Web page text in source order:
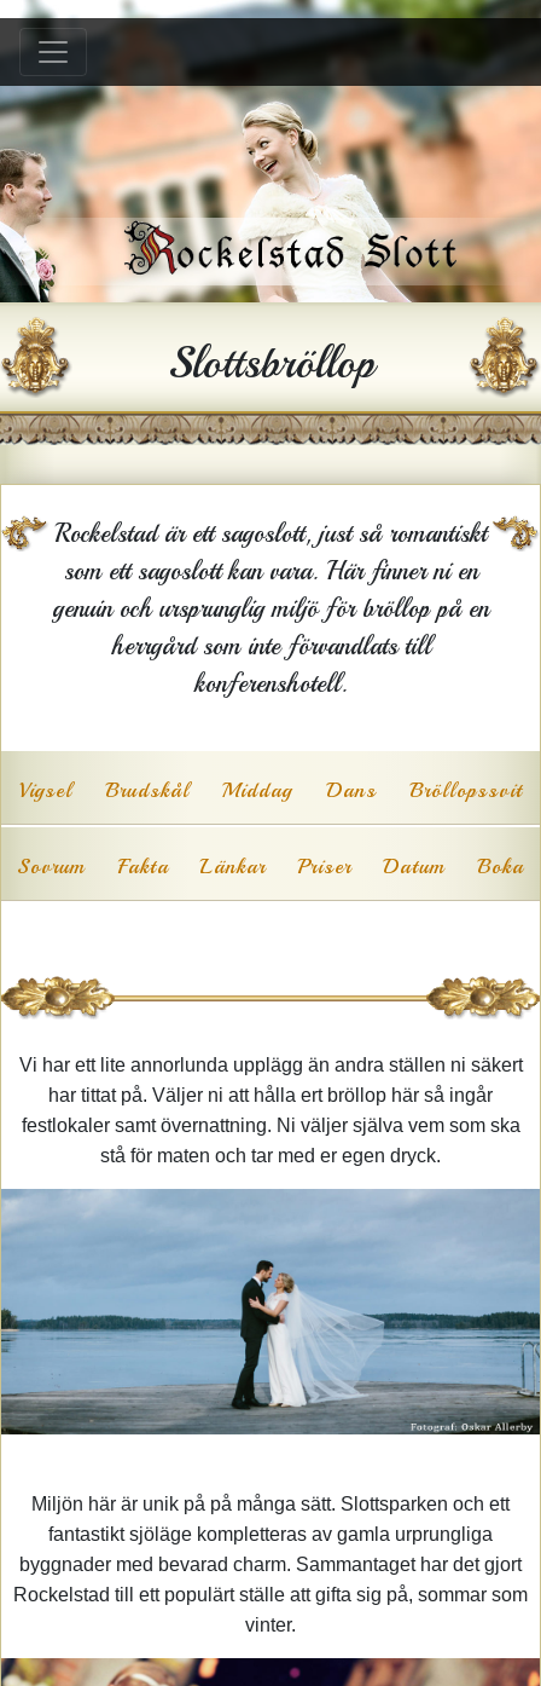
Hem
B &B
Bröllop
Konferens
Festlokal
Hyra hus
Historia
Gården
Kontakt
Slottsbröllop
Rockelstad är ett sagoslott, just så romantiskt
som ett sagoslott kan vara. Här finner ni en
genuin och ursprunglig miljö för bröllop på en
herrgård som inte förvandlats till
konferenshotell.
Vigsel Brudskål Middag Dans Bröllopssvit
Sovrum Fakta Länkar Priser Datum Boka
Vi har ett lite annorlunda upplägg än andra ställen ni säkert
har tittat på. Väljer ni att hålla ert bröllop här så ingår
festlokaler samt övernattning. Ni väljer själva vem som ska
stå för maten och tar med er egen dryck.
Miljön här är unik på på många sätt. Slottsparken och ett
fantastikt sjöläge kompletteras av gamla urprungliga
byggnader med bevarad charm. Sammantaget har det gjort
Rockelstad till ett populärt ställe att gifta sig på, sommar som
vinter.